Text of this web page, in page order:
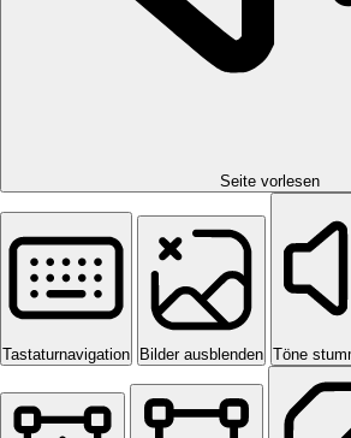
Seite vorlesen
Tastaturnavigation Bilder ausblenden Töne